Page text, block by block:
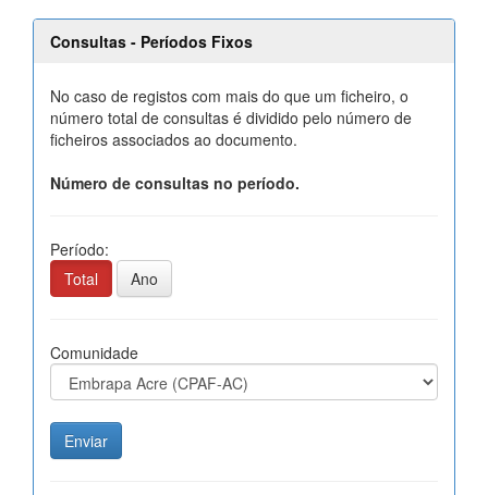
Consultas - Períodos Fixos
No caso de registos com mais do que um ficheiro, o
número total de consultas é dividido pelo número de
ficheiros associados ao documento.
Número de consultas no período.
Período:
Total
Ano
Comunidade